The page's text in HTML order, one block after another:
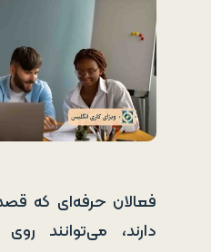
فعالان حرفه‌ای که
دارند، می‌توانند